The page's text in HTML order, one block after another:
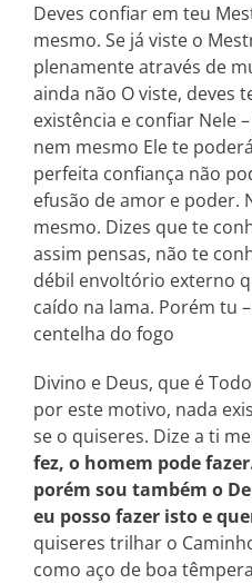
Deves confiar em teu
mesmo. Se já viste o
plenamente através de
ainda não O viste, deves
existência e confiar Nele
nem mesmo Ele te
perfeita confiança não
efusão de amor e poder.
mesmo. Dizes que te
assim pensas, não te
débil envoltório externo
caído na lama. Porém tu
centelha do fogo
Divino e Deus, que é
por este motivo, nada
se o quiseres. Dize a ti
fez, o homem pode
porém sou também o
eu posso fazer isto e
quiseres trilhar o
como aço de boa